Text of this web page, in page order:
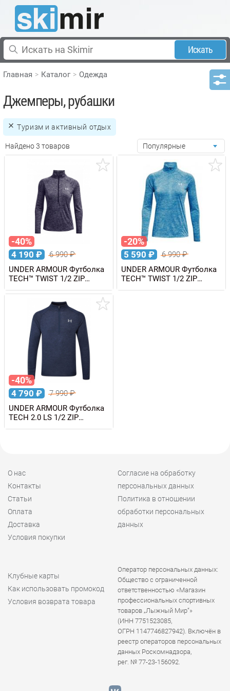
Искать
Главная Каталог Одежда
Джемперы, рубашки
Туризм и активный отдых
Найдено 3 товаров Популярные
-40%
4 190 ₽ 6 990₽
UNDER ARMOUR Футболка
TECH™ TWIST 1/2 ZIP
женская
-20%
5 590 ₽ 6 990₽
UNDER ARMOUR Футболка
TECH™ TWIST 1/2 ZIP
женская
-40%
4 790 ₽ 7 990₽
UNDER ARMOUR Футболка
TECH 2.0 LS 1/2 ZIP
мужская
О нас
Контакты
Статьи
Оплата
Доставка
Условия покупки
Согласие на обработку
персональных данных
Политика в отношении
обработки персональных
данных
Клубные карты
Как использовать промокод
Условия возврата товара
Оператор персональных данных:
Общество с ограниченной
ответственностью «Магазин
профессиональных спортивных
товаров „Лыжный Мир“»
(ИНН 7751523085,
ОГРН 1147746827942). Включён в
реестр операторов персональных
данных Роскомнадзора,
рег. № 77-23-156092.